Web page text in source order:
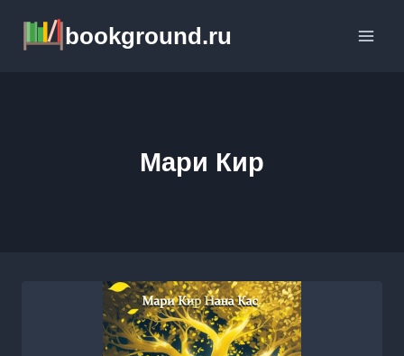
содержимому
bookground.ru
Мари Кир